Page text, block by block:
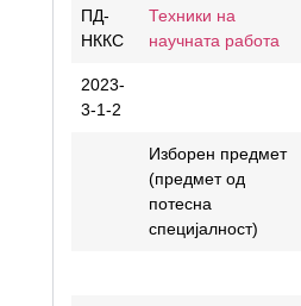
ПД-
НККС
Техники на
научната работа
2023-
3-1-2
Изборен предмет
(предмет од
потесна
специјалност)